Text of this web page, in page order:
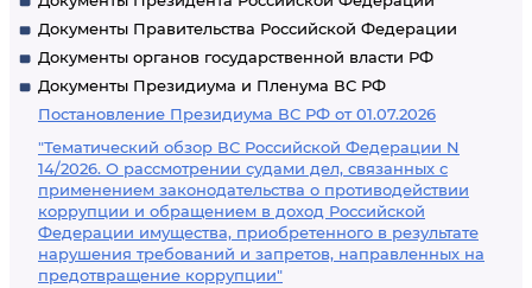
Документы Правительства Российской Федерации
Документы органов государственной власти РФ
Документы Президиума и Пленума ВС РФ
Постановление Президиума ВС РФ от 01.07.2026
"Тематический обзор ВС Российской Федерации N
14/2026. О рассмотрении судами дел, связанных с
применением законодательства о противодействии
коррупции и обращением в доход Российской
Федерации имущества, приобретенного в результате
нарушения требований и запретов, направленных на
предотвращение коррупции"